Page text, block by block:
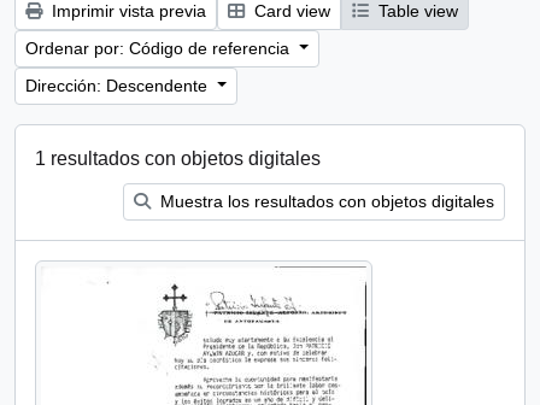
Imprimir vista previa Card view
Table view
Ordenar por: Código de referencia
Dirección: Descendente
1 resultados con objetos digitales
Muestra los resultados con objetos digitales